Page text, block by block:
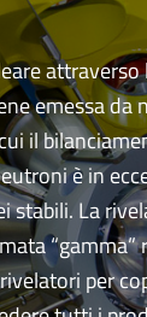
attraverso
emessa da
il
è in
stabili. La
“gamma”
per